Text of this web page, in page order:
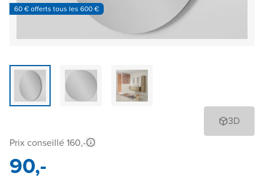
60 € offerts tous les 600 €
3D
Prix conseillé 160,-
90,-